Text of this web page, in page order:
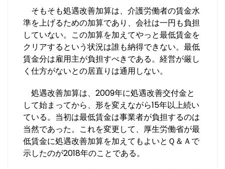
そもそも処遇改善加算は、介護労働者の賃金水
準を上げるための加算であり、会社は一円も負担
していない。この加算を加えてやっと最低賃金を
クリアするという状況は誰も納得できない。最低
賃金分は雇用主が負担すべきである。経営が厳し
く仕方がないとの居直りは通用しない。
処遇改善加算は、2009年に処遇改善交付金と
して始まってから、形を変えながら15年以上続い
ている。当初は最低賃金は事業者が負担するのは
当然であった。これを変更して、厚生労働省が最
低賃金に処遇改善加算を加えてもよいとＱ＆Ａで
示したのが2018年のことである。